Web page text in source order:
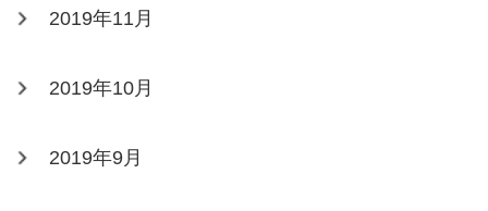
2019年11月
2019年10月
2019年9月